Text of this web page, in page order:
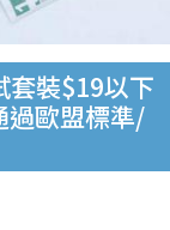
套裝$19以下
過歐盟標準/